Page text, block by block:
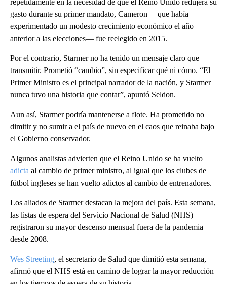
repetidamente en la necesidad de que el Reino Unido redujera su
gasto durante su primer mandato, Cameron —que había
experimentado un modesto crecimiento económico el año
anterior a las elecciones— fue reelegido en 2015.
Por el contrario, Starmer no ha tenido un mensaje claro que
transmitir. Prometió “cambio”, sin especificar qué ni cómo. “El
Primer Ministro es el principal narrador de la nación, y Starmer
nunca tuvo una historia que contar”, apuntó Seldon.
Aun así, Starmer podría mantenerse a flote. Ha prometido no
dimitir y no sumir a el país de nuevo en el caos que reinaba bajo
el Gobierno conservador.
Algunos analistas advierten que el Reino Unido se ha vuelto
adicta al cambio de primer ministro, al igual que los clubes de
fútbol ingleses se han vuelto adictos al cambio de entrenadores.
Los aliados de Starmer destacan la mejora del país. Esta semana,
las listas de espera del Servicio Nacional de Salud (NHS)
registraron su mayor descenso mensual fuera de la pandemia
desde 2008.
Wes Streeting, el secretario de Salud que dimitió esta semana,
afirmó que el NHS está en camino de lograr la mayor reducción